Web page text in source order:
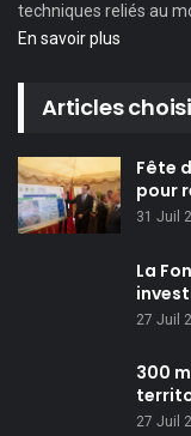
techniques reliés au
En savoir plus
Articles
Fête
pour
31 Juil
La
27 Juil
300
27 Juil